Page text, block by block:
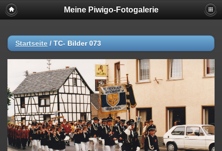
Meine Piwigo-Fotogalerie
Startseite / TC- Bilder 073